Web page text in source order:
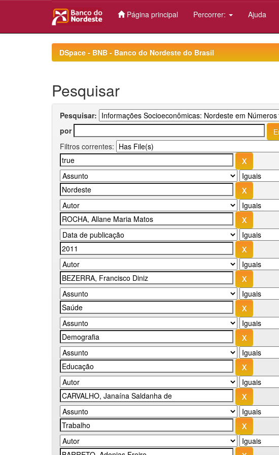
Página principal Percorrer: Ajuda
DSpace - BNB - Banco do Nordeste do Brasil
Pesquisar
Pesquisar:
por
Filtros correntes: